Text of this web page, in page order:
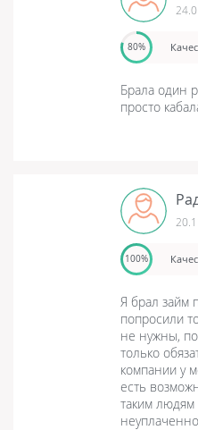
80%
Брала один
просто
100%
Я брал займ
попросили
не нужны,
только
компании у
есть
таким людям